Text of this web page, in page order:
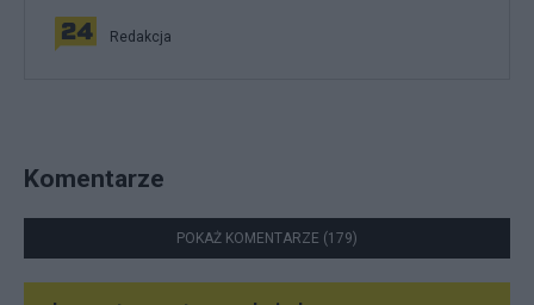
Redakcja
Komentarze
POKAŻ KOMENTARZE (179)